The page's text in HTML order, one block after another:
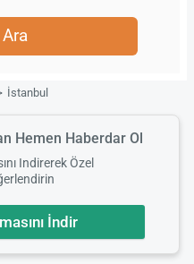
İstanbul
Hemen Haberdar Ol
Indirerek Özel
İndir